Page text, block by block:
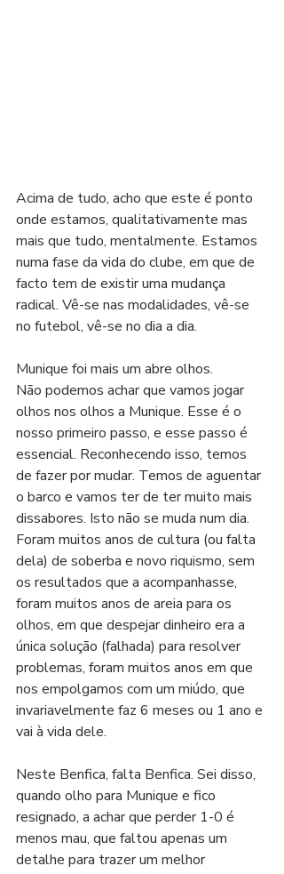
Acima de tudo, acho que este é ponto
onde estamos, qualitativamente mas
mais que tudo, mentalmente. Estamos
numa fase da vida do clube, em que de
facto tem de existir uma mudança
radical. Vê-se nas modalidades, vê-se
no futebol, vê-se no dia a dia.
Munique foi mais um abre olhos.
Não podemos achar que vamos jogar
olhos nos olhos a Munique. Esse é o
nosso primeiro passo, e esse passo é
essencial. Reconhecendo isso, temos
de fazer por mudar. Temos de aguentar
o barco e vamos ter de ter muito mais
dissabores. Isto não se muda num dia.
Foram muitos anos de cultura (ou falta
dela) de soberba e novo riquismo, sem
os resultados que a acompanhasse,
foram muitos anos de areia para os
olhos, em que despejar dinheiro era a
única solução (falhada) para resolver
problemas, foram muitos anos em que
nos empolgamos com um miúdo, que
invariavelmente faz 6 meses ou 1 ano e
vai à vida dele.
Neste Benfica, falta Benfica. Sei disso,
quando olho para Munique e fico
resignado, a achar que perder 1-0 é
menos mau, que faltou apenas um
detalhe para trazer um melhor